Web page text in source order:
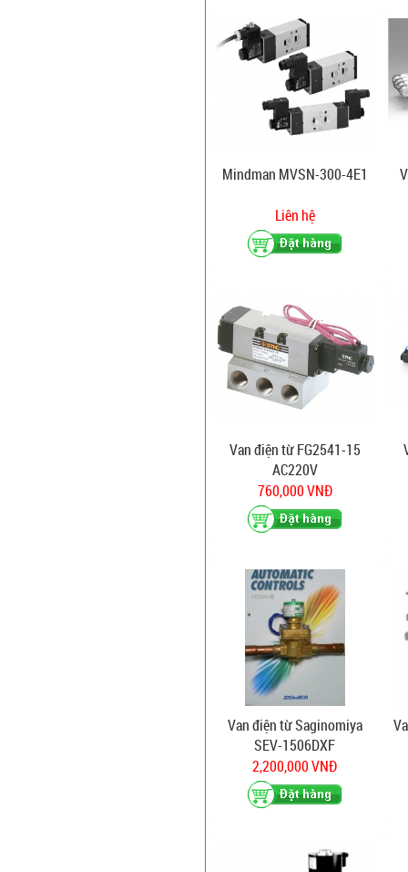
Mindman MVSN-300-4E1
Liên hệ
Van điện từ FG2541-15
AC220V
760,000 VNĐ
Van điện từ Saginomiya
SEV-1506DXF
2,200,000 VNĐ